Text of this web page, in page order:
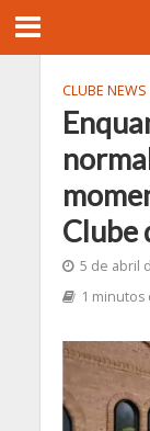
CLUBE NEWS
Clube
5 de abril
1 minutos